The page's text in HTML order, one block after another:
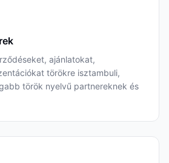
ajánlatokat,
törökre isztambuli,
török nyelvű partnereknek és